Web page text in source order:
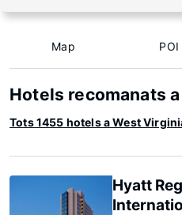
Map POI
Hotels recomanats
Tots 1455 hotels a West
Hyatt